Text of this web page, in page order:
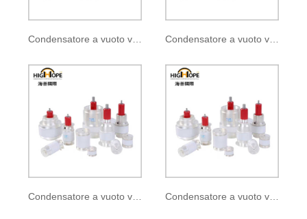
Condensatore a vuoto variabile CV2C-50E Condensatore a vuoto variabile CVHP250-50S
Condensatore a vuoto variabile UCS400-7.5S